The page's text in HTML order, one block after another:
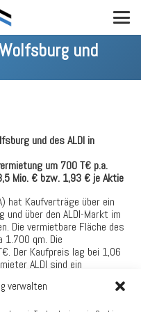
verwalten
und
und des ALDI in
um 700 T€ p.a.
Mio. € bzw. 1,93 € je Aktie
hat Kaufverträge über ein
über den ALDI-Markt im
Die vermietbare Fläche des
qm. Die
Der Kaufpreis lag bei 1,06
ALDI sind ein